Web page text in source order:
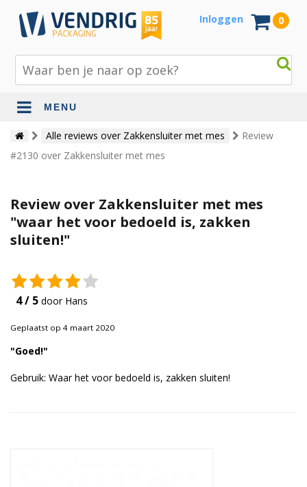
Inloggen 0
MENU
Beschermingsmateriaal
Bouw- en tuinmaterialen
Jute en lopers
Papier en karton
Verhuismaterialen
Bedrukte verpakkingen
Alle reviews over Zakkensluiter met mes
Review
#2130 over Zakkensluiter met mes
Review over Zakkensluiter met mes
"waar het voor bedoeld is, zakken
sluiten!"
4 / 5 door Hans
Geplaatst op 4 maart 2020
"Goed!"
Gebruik: Waar het voor bedoeld is, zakken sluiten!